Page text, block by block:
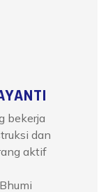
bekerja
dan
aktif